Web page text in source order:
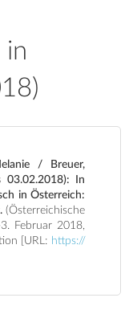
in
/ Breuer,
03.02.2018): In
in Österreich:
(Österreichische
Februar 2018,
Universität Salzburg) Posterpräsentation [URL: https://